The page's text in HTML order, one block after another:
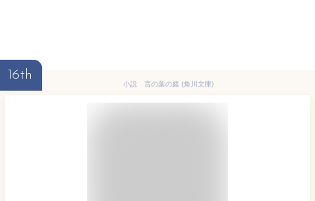
16th
小説 言の葉の庭 (角川文庫)